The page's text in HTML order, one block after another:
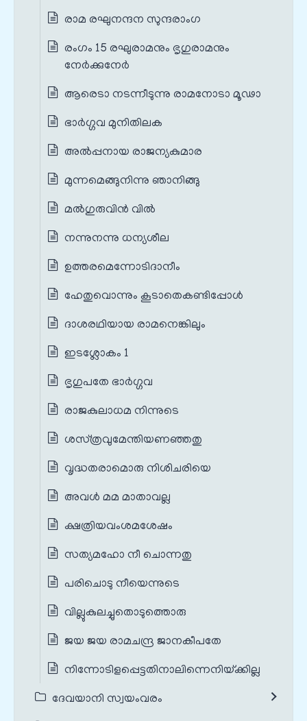
രാമ രഘുനന്ദന സുന്ദരാംഗ
രംഗം 15 രഘുരാമനും ഭൃഗുരാമനും
നേർക്കുനേർ
ആരെടാ നടന്നീടുന്നു രാമനോടാ മൂഢാ
ഭാര്‍ഗ്ഗവ മുനിതിലക
അൽപ്പനായ രാജന്യകുമാര
മുന്നമെങ്ങുനിന്നു ഞാനിങ്ങു
മല്‍ഗുരുവിന്‍ വില്‍
നന്നുനന്നു ധന്യശീല
ഉത്തരമെന്നോടിദാനീം
ഹേതുവൊന്നും കൂടാതെകണ്ടിപ്പോള്‍
ദാശരഥിയായ രാമനെങ്കിലും
ഇടശ്ലോകം 1
ഭൃഗുപതേ ഭാര്‍ഗ്ഗവ
രാജകുലാധമ നിന്നുടെ
ശസ്‌ത്രവുമേന്തിയണഞ്ഞതു
വൃദ്ധതരാമൊരു നിശിചരിയെ
അവള്‍ മമ മാതാവല്ല
ക്ഷത്രിയവംശമശേഷം
സത്യമഹോ നീ ചൊന്നതു
പരിചൊടു നീയെന്നുടെ
വില്ലുകുലച്ചുതൊടുത്തൊരു
ജയ ജയ രാമചന്ദ്ര ജാനകീപതേ
നിന്നോടിളപ്പെട്ടതിനാലിന്നെനിയ്‌ക്കില്ല
ദേവയാനി സ്വയംവരം